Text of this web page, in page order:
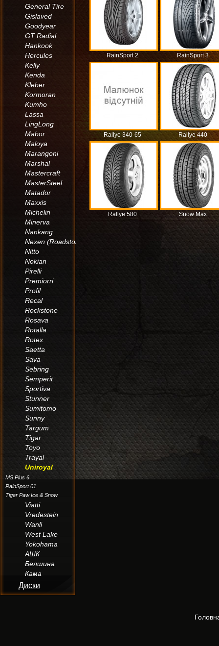
General Tire
Gislaved
Goodyear
GT Radial
Hankook
Hercules
Kelly
Kenda
Kleber
Kormoran
Kumho
Lassa
LingLong
Mabor
Maloya
Marangoni
Marshal
Mastercraft
MasterSteel
Matador
Maxxis
Michelin
Minerva
Nankang
Nexen (Roadstone)
Nitto
Nokian
Pirelli
Premiorri
Profil
Recal
Rockstone
Rosava
Rotalla
Rotex
Saetta
Sava
Sebring
Semperit
Sportiva
Stunner
Sumitomo
Sunny
Targum
Tigar
Toyo
Trayal
Uniroyal
MS Plus 6
RainSport 01
Tiger Paw Ice & Snow
Viatti
Vredestein
Wanli
West Lake
Yokohama
АШК
Белшина
Кама
Диски
RainSport 2 RainSport 3
Rallye 340-65 Rallye 440
Rallye 580 Snow Max